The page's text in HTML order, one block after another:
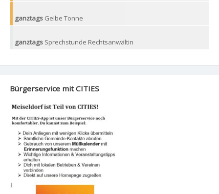
ganztags Gelbe Tonne
ganztags Sprechstunde Rechtsanwältin
Bürgerservice mit CITIES